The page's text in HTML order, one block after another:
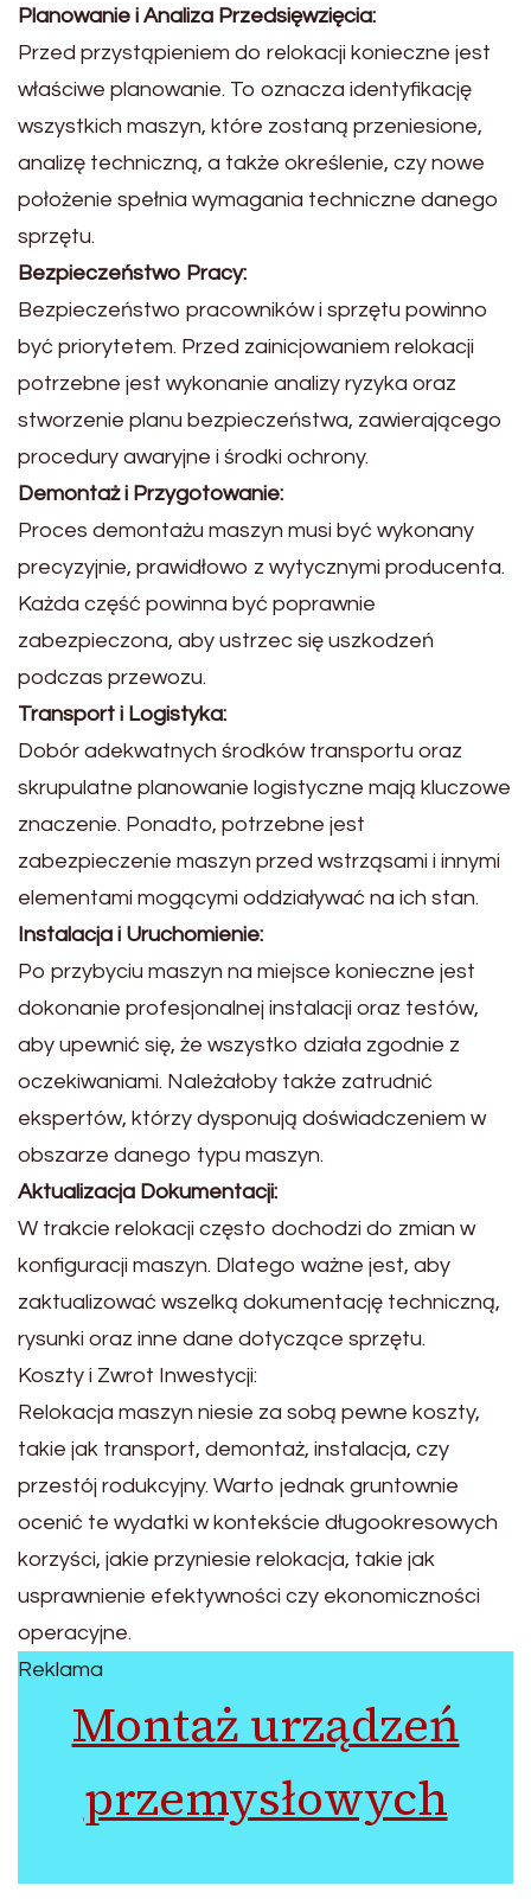
Planowanie i Analiza Przedsięwzięcia:
Przed przystąpieniem do relokacji konieczne jest
właściwe planowanie. To oznacza identyfikację
wszystkich maszyn, które zostaną przeniesione,
analizę techniczną, a także określenie, czy nowe
położenie spełnia wymagania techniczne danego
sprzętu.
Bezpieczeństwo Pracy:
Bezpieczeństwo pracowników i sprzętu powinno
być priorytetem. Przed zainicjowaniem relokacji
potrzebne jest wykonanie analizy ryzyka oraz
stworzenie planu bezpieczeństwa, zawierającego
procedury awaryjne i środki ochrony.
Demontaż i Przygotowanie:
Proces demontażu maszyn musi być wykonany
precyzyjnie, prawidłowo z wytycznymi producenta.
Każda część powinna być poprawnie
zabezpieczona, aby ustrzec się uszkodzeń
podczas przewozu.
Transport i Logistyka:
Dobór adekwatnych środków transportu oraz
skrupulatne planowanie logistyczne mają kluczowe
znaczenie. Ponadto, potrzebne jest
zabezpieczenie maszyn przed wstrząsami i innymi
elementami mogącymi oddziaływać na ich stan.
Instalacja i Uruchomienie:
Po przybyciu maszyn na miejsce konieczne jest
dokonanie profesjonalnej instalacji oraz testów,
aby upewnić się, że wszystko działa zgodnie z
oczekiwaniami. Należałoby także zatrudnić
ekspertów, którzy dysponują doświadczeniem w
obszarze danego typu maszyn.
Aktualizacja Dokumentacji:
W trakcie relokacji często dochodzi do zmian w
konfiguracji maszyn. Dlatego ważne jest, aby
zaktualizować wszelką dokumentację techniczną,
rysunki oraz inne dane dotyczące sprzętu.
Koszty i Zwrot Inwestycji:
Relokacja maszyn niesie za sobą pewne koszty,
takie jak transport, demontaż, instalacja, czy
przestój rodukcyjny. Warto jednak gruntownie
ocenić te wydatki w kontekście długookresowych
korzyści, jakie przyniesie relokacja, takie jak
usprawnienie efektywności czy ekonomiczności
operacyjne.
Reklama
Montaż urządzeń
przemysłowych